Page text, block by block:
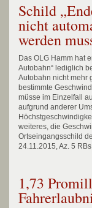
Schild
nicht
werden
Das OLG Hamm hat
Autobahn“ lediglich
Autobahn nicht mehr
bestimmte
müsse im Einzelfall
aufgrund anderer
weiteres, die
Ortseingangsschild
24.11.2015, Az. 5
1,73